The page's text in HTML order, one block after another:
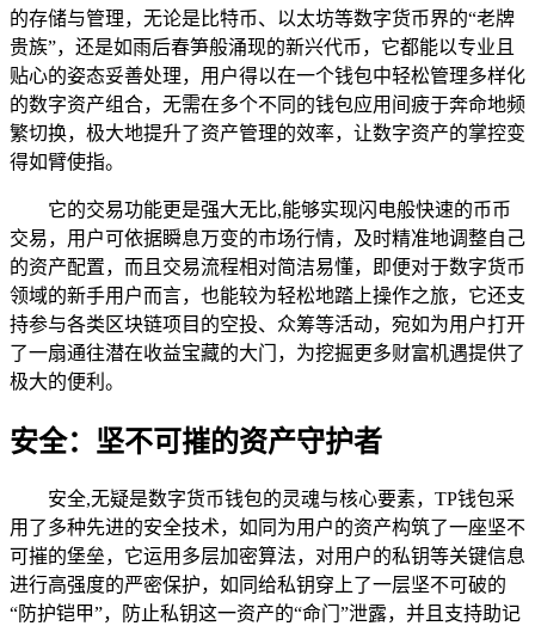
的存储与管理，无论是比特币、以太坊等数字货币界的“老牌
贵族”，还是如雨后春笋般涌现的新兴代币，它都能以专业且
贴心的姿态妥善处理，用户得以在一个钱包中轻松管理多样化
的数字资产组合，无需在多个不同的钱包应用间疲于奔命地频
繁切换，极大地提升了资产管理的效率，让数字资产的掌控变
得如臂使指。
它的交易功能更是强大无比,能够实现闪电般快速的币币
交易，用户可依据瞬息万变的市场行情，及时精准地调整自己
的资产配置，而且交易流程相对简洁易懂，即便对于数字货币
领域的新手用户而言，也能较为轻松地踏上操作之旅，它还支
持参与各类区块链项目的空投、众筹等活动，宛如为用户打开
了一扇通往潜在收益宝藏的大门，为挖掘更多财富机遇提供了
极大的便利。
安全：坚不可摧的资产守护者
安全,无疑是数字货币钱包的灵魂与核心要素，TP钱包采
用了多种先进的安全技术，如同为用户的资产构筑了一座坚不
可摧的堡垒，它运用多层加密算法，对用户的私钥等关键信息
进行高强度的严密保护，如同给私钥穿上了一层坚不可破的
“防护铠甲”，防止私钥这一资产的“命门”泄露，并且支持助记